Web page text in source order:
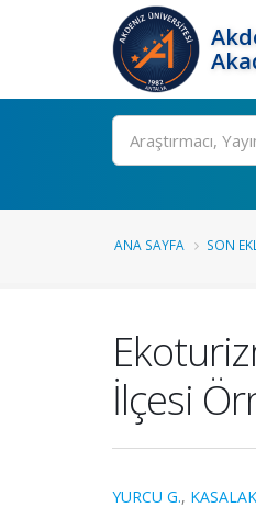
Ara
ANA SAYFA SON
İlçesi
YURCU G.,